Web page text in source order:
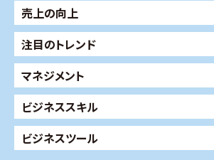
売上の向上
注目のトレンド
マネジメント
ビジネススキル
ビジネスツール